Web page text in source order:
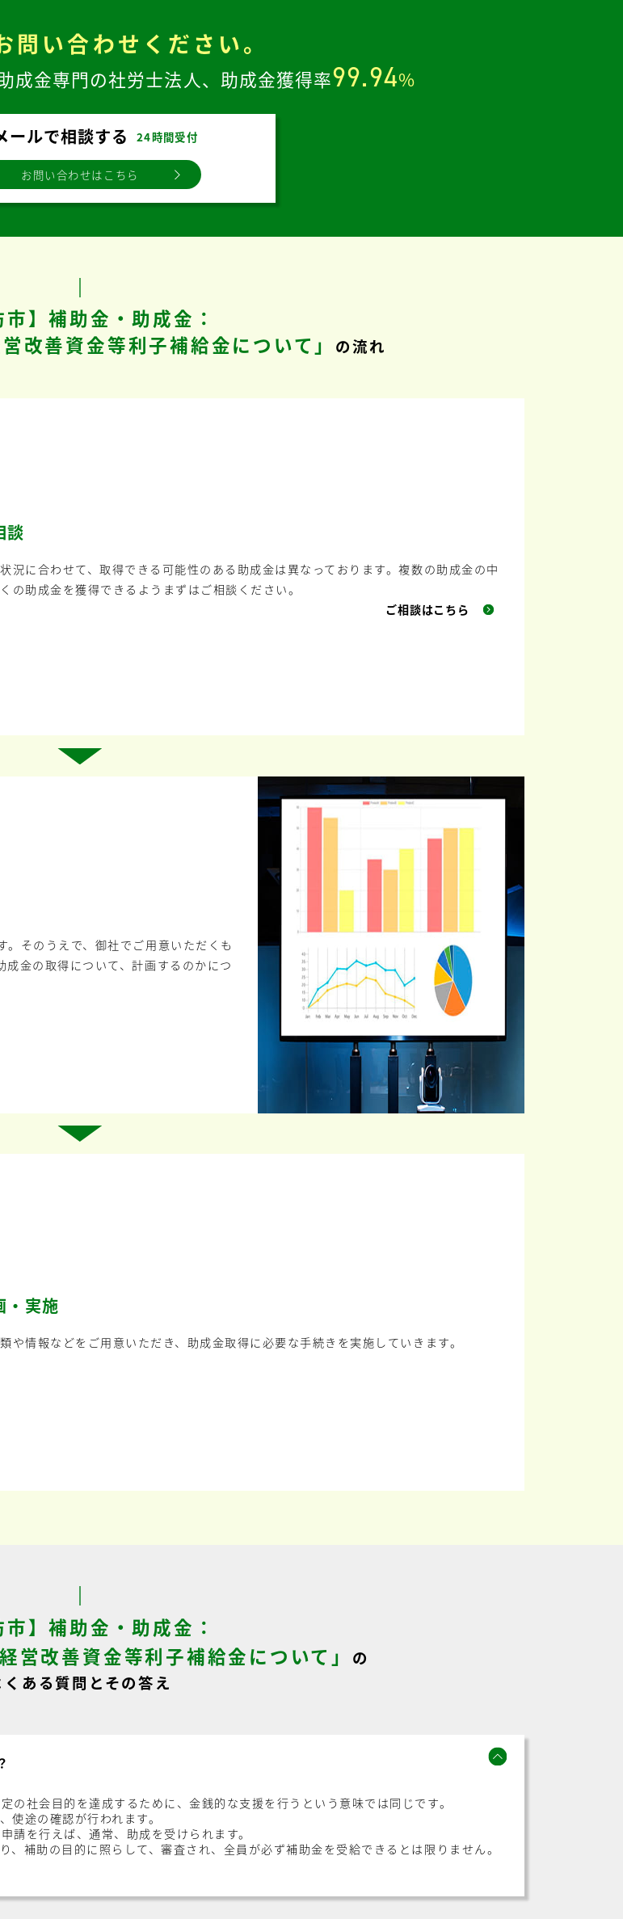
問い合わせください。
成金専門の社労士法人、 助成金獲得率99.94%
ールで相談する 24時間受付
お問い合わせはこちら
市】補助金・助成金：
改善資金等利子補給金について」
の流れ
談
況に合わせて、取得できる可能性のある助成金は異なっております。複数の助成金の中
の助成金を獲得できるようまずはご相談ください。
ご相談はこちら
そのうえで、御社でご用意いただくも
金の取得について、計画するのかにつ
・実施
や情報などをご用意いただき、助成金取得に必要な手続きを実施していきます。
市】補助金・助成金：
営改善資金等利子補給金について」
の
くある質問とその答え
の社会目的を達成するために、金銭的な支援を行うという意味では同じです。
使途の確認が行われます。
請を行えば、通常、助成を受けられます。
補助の目的に照らして、審査され、全員が必ず補助金を受給できるとは限りません。